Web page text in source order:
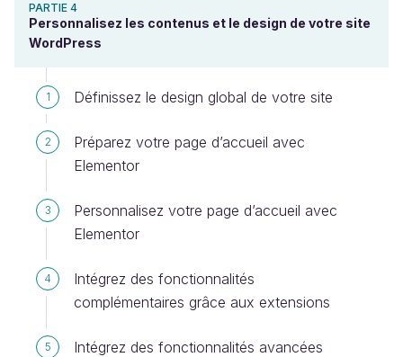
PARTIE 4
Personnalisez les contenus et le design de votre site
WordPress
1 Définissez le design global de votre site
2
Préparez votre page d’accueil avec
Elementor
3
Personnalisez votre page d’accueil avec
Elementor
4
Intégrez des fonctionnalités
complémentaires grâce aux extensions
5 Intégrez des fonctionnalités avancées